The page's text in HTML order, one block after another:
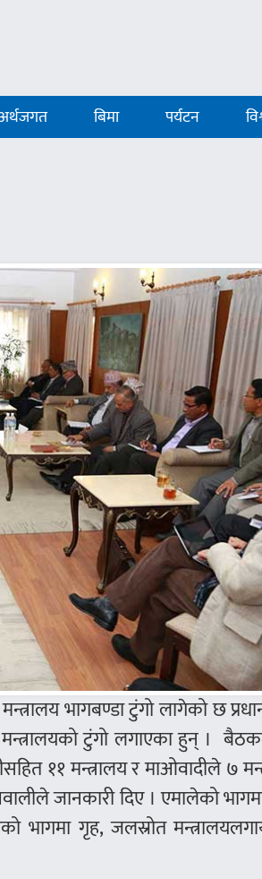
बिमा पर्यटन
भागबण्डा टुंगो लागेको छ
टुंगो लगाएका हुन् ।
११ मन्त्रालय र माओवादीले ७
जानकारी दिए । एमालेको
भागमा गृह, जलस्रोत